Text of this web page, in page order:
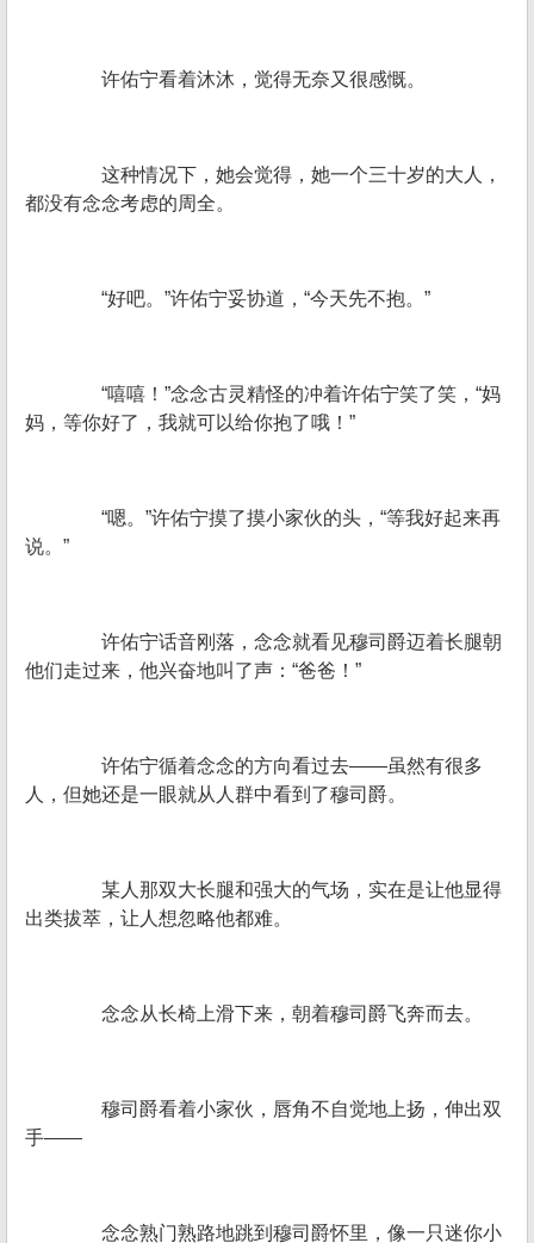
许佑宁看着沐沐，觉得无奈又很感慨。
这种情况下，她会觉得，她一个三十岁的大人，
都没有念念考虑的周全。
“好吧。”许佑宁妥协道，“今天先不抱。”
“嘻嘻！”念念古灵精怪的冲着许佑宁笑了笑，“妈
妈，等你好了，我就可以给你抱了哦！”
“嗯。”许佑宁摸了摸小家伙的头，“等我好起来再
说。”
许佑宁话音刚落，念念就看见穆司爵迈着长腿朝
他们走过来，他兴奋地叫了声：“爸爸！”
许佑宁循着念念的方向看过去——虽然有很多
人，但她还是一眼就从人群中看到了穆司爵。
某人那双大长腿和强大的气场，实在是让他显得
出类拔萃，让人想忽略他都难。
念念从长椅上滑下来，朝着穆司爵飞奔而去。
穆司爵看着小家伙，唇角不自觉地上扬，伸出双
手——
念念熟门熟路地跳到穆司爵怀里，像一只迷你小